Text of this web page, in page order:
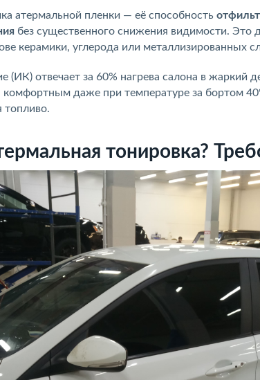
атермальной пленки — её способность
без существенного снижения видимости. Это
керамики, углерода или металлизированных
(ИК) отвечает за 60% нагрева салона в
комфортным даже при температуре за бортом
топливо.
тонировка?